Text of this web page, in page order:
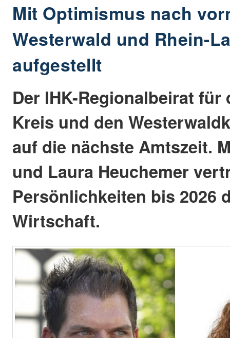
Mit Optimismus nach
Westerwald und Rhein-
aufgestellt
Der IHK-Regionalbeirat für
Kreis und den
auf die nächste Amtszeit.
und Laura Heuchemer
Persönlichkeiten bis 2026
Wirtschaft.